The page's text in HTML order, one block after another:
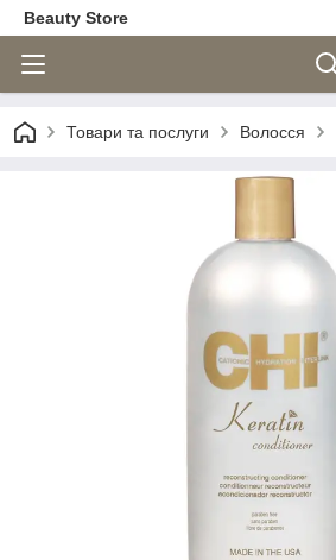
Beauty Store
Товари та послуги Волосся